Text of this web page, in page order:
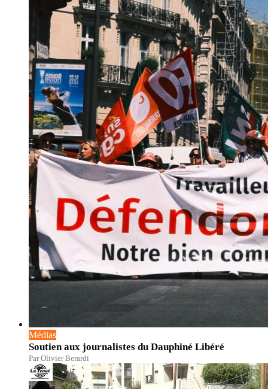
Médias
Soutien aux journalistes du Dauphiné Libéré
Par Olivier Berardi